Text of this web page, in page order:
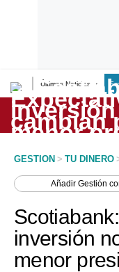
Últimas Noticias
Lo último
Peru Quiosco
Economía
Mercados
GESTION > TU DINERO
AñadirGestión
inversión
menor